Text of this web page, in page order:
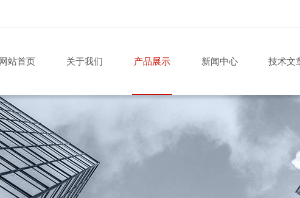
网站首页 关于我们 产品展示 新闻中心 技术文